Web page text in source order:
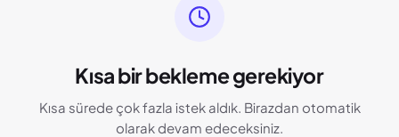
Kısa bir bekleme gerekiyor
Kısa sürede çok fazla istek aldık. Birazdan otomatik
olarak devam edeceksiniz.